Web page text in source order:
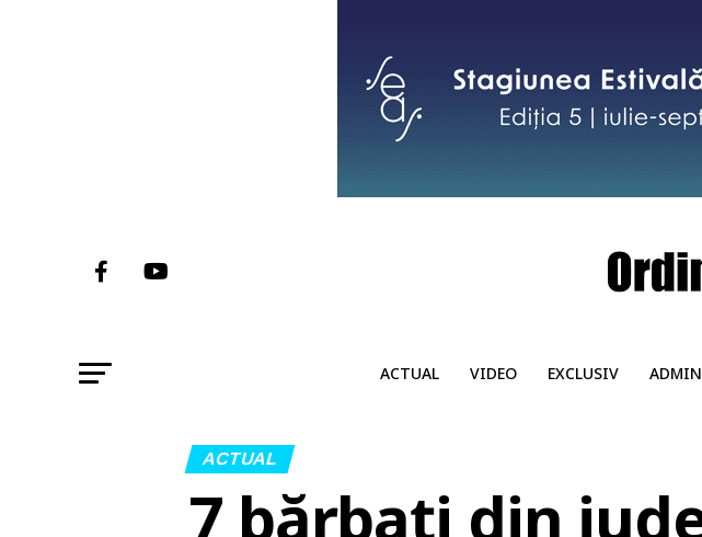
ACTUAL VIDEO EXCLUSIV
ACTUAL
7 bărbați din